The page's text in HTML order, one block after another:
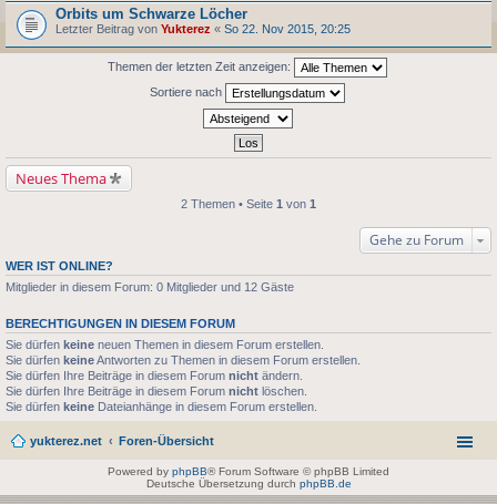
Orbits um Schwarze Löcher
Letzter Beitrag von Yukterez « So 22. Nov 2015, 20:25
Themen der letzten Zeit anzeigen:
Sortiere nach
Neues Thema
2 Themen • Seite 1 von 1
Gehe zu Forum
WER IST ONLINE?
Mitglieder in diesem Forum: 0 Mitglieder und 12 Gäste
BERECHTIGUNGEN IN DIESEM FORUM
Sie dürfen keine neuen Themen in diesem Forum erstellen.
Sie dürfen keineAntworten zu Themen in diesem Forum erstellen.
Sie dürfen Ihre Beiträge in diesem Forum nicht ändern.
Sie dürfen Ihre Beiträge in diesem Forum nicht löschen.
Sie dürfen keine Dateianhänge in diesem Forum erstellen.
yukterez.net Foren-Übersicht
Powered by phpBB® Forum Software © phpBB Limited
Deutsche Übersetzung durch phpBB.de